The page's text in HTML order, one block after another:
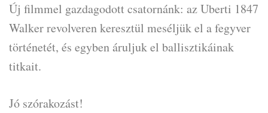
Új filmmel gazdagodott csatornánk: az Uberti 1847
Walker revolveren keresztül meséljük el a fegyver
történetét, és egyben áruljuk el ballisztikáinak
titkait.
Jó szórakozást!